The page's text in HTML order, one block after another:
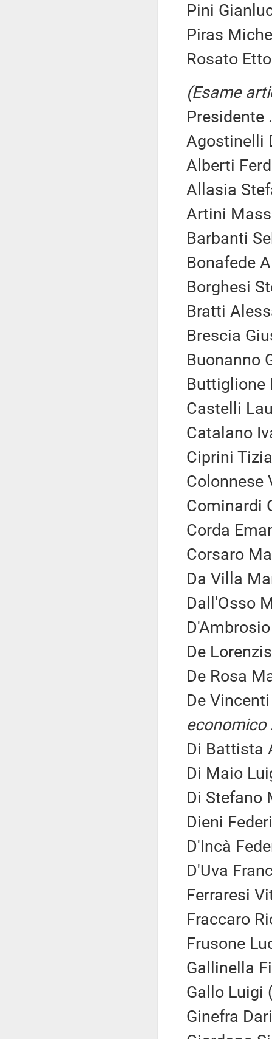
Pini
Piras
Rosato
(Esame
Presidente
Agostinelli
Alberti
Allasia
Artini
Barbanti
Bonafede
Borghesi
Bratti
Brescia
Buonanno
Buttiglione
Castelli
Catalano
Ciprini
Colonnese
Cominardi
Corda
Corsaro
Da Villa
Dall'Osso
De
De Rosa
De
economico
Di Battista
Di Maio
Di Stefano
Dieni
D'Incà
D'Uva
Ferraresi
Fraccaro
Frusone
Gallinella
Gallo Luigi
Ginefra